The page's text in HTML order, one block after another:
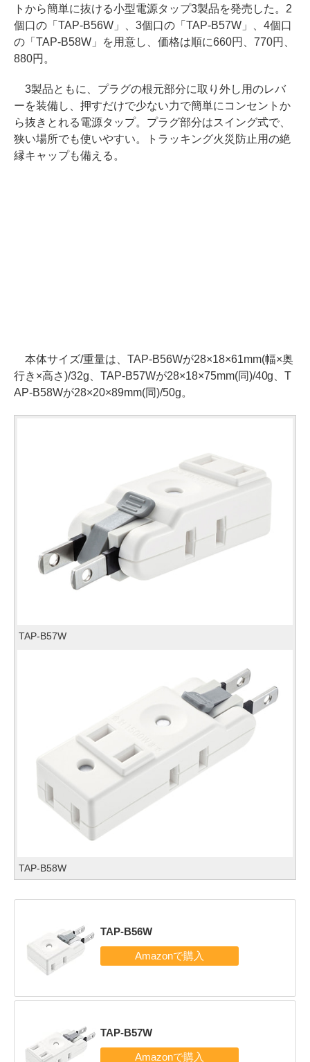
トから簡単に抜ける小型電源タップ3製品を発売した。2
個口の「TAP-B56W」、3個口の「TAP-B57W」、4個口
の「TAP-B58W」を用意し、価格は順に660円、770円、
880円。
3製品ともに、プラグの根元部分に取り外し用のレバ
ーを装備し、押すだけで少ない力で簡単にコンセントか
ら抜きとれる電源タップ。プラグ部分はスイング式で、
狭い場所でも使いやすい。トラッキング火災防止用の絶
縁キャップも備える。
本体サイズ/重量は、TAP-B56Wが28×18×61mm(幅×奥
行き×高さ)/32g、TAP-B57Wが28×18×75mm(同)/40g、T
AP-B58Wが28×20×89mm(同)/50g。
TAP-B57W
TAP-B58W
TAP-B56W
TAP-B57W